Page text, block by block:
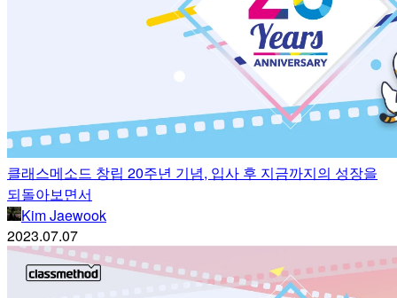
클래스메소드 창립 20주년 기념, 입사 후 지금까지의 성장을
되돌아보면서
Kim Jaewook
2023.07.07